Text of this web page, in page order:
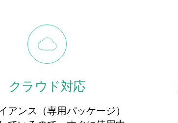
クラウド対応
アンス（専用パッケージ）